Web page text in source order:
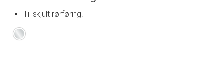
Til skjult rørføring.
Krom